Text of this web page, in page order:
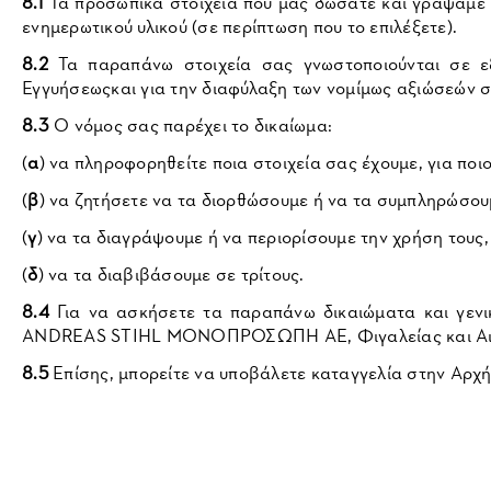
ενημερωτικού υλικού (σε περίπτωση που το επιλέξετε).
8.2Τα παραπάνω στοιχεία σας γνωστοποιούνται σε
Εγγυήσεωςκαι για την διαφύλαξη των νομίμως
8.3Ο νόμος σας παρέχει το δικαίωμα:
(α) να πληροφορηθείτε ποια στοιχεία σας έχουμε, για
(β) να ζητήσετε να τα διορθώσουμε ή να τα
(γ) να τα διαγράψουμε ή να περιορίσουμε την χρήση
(δ) να τα διαβιβάσουμε σε τρίτους.
8.4Για να ασκήσετε τα παραπάνω δικαιώματα και
ANDREAS STIHL ΜΟΝΟΠΡΟΣΩΠΗ AE, Φιγαλείας και
8.5Επίσης, μπορείτε να υποβάλετε καταγγελία στην